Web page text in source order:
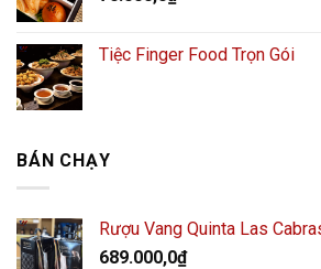
Tiệc Finger Food Trọn Gói
BÁN CHẠY
Rượu Vang Quinta Las
689.000,0₫